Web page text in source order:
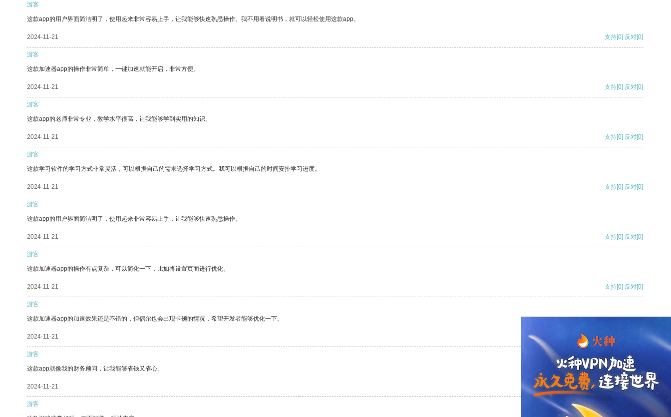
游客
这款app的用户界面简洁明了，使用起来非常容易上手，让我能够快速熟悉操作。我不用看说明书，就可以轻松使用这款app。
2024-11-21 支持[0] 反对[0]
游客
这款加速器app的操作非常简单，一键加速就能开启，非常方便。
2024-11-21 支持[0] 反对[0]
游客
这款app的老师非常专业，教学水平很高，让我能够学到实用的知识。
2024-11-21 支持[0] 反对[0]
游客
这款学习软件的学习方式非常灵活，可以根据自己的需求选择学习方式。我可以根据自己的时间安排学习进度。
2024-11-21 支持[0] 反对[0]
游客
这款app的用户界面简洁明了，使用起来非常容易上手，让我能够快速熟悉操作。
2024-11-21 支持[0] 反对[0]
游客
这款加速器app的操作有点复杂，可以简化一下，比如将设置页面进行优化。
2024-11-21 支持[0] 反对[0]
游客
这款加速器app的加速效果还是不错的，但偶尔也会出现卡顿的情况，希望开发者能够优化一下。
2024-11-21 支持
游客
这款app就像我的财务顾问，让我能够省钱又省心。
2024-11-21 支持[0] 反对[0]
游客